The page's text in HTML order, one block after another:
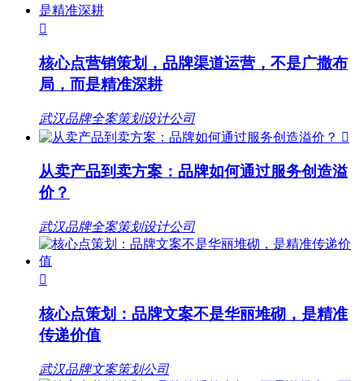

核心点营销策划，品牌渠道运营，不是广撒布
局，而是精准深耕
武汉品牌全案策划设计公司

从卖产品到卖方案：品牌如何通过服务创造溢
价？
武汉品牌全案策划设计公司

核心点策划：品牌文案不是华丽堆砌，是精准
传递价值
武汉品牌文案策划公司